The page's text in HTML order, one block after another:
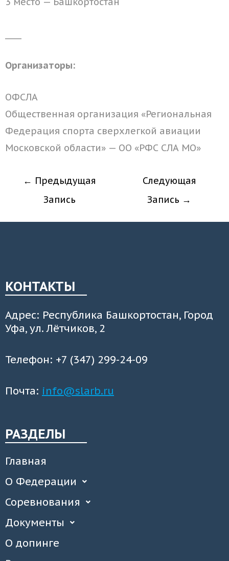
Организаторы:
ОФСЛА
Общественная организация «Региональная
Федерация спорта сверхлегкой авиации
Московской области» — ОО «РФС СЛА МО»
← Предыдущая
Запись
Следующая
Запись →
КОНТАКТЫ
Адрес: Республика Башкортостан, Город
Уфа, ул. Лётчиков, 2
Телефон: +7 (347) 299-24-09
Почта: info@slarb.ru
РАЗДЕЛЫ
Главная
О Федерации
Соревнования
Документы
О допинге